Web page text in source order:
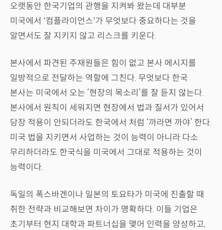
오랫동안 한국기업의 관행을 지켜봐 왔는데 대부분
미국에서 '컴플라이언스'가 무엇보다 중요하다는 것을
알면서도 잘 지키지 않고 리스크를 키운다.
본사에서 파견된 주재원들은 힘이 없고 본사 메시지를
일방적으로 전달하는 역할에 그친다. 무엇보다 한국
본사는 미국에서 오는 ‘현장의 목소리’를 잘 듣지 않는다.
본사에서 원칙이 세워지면 현장에서 법과 질서가 있어서
당장 적용이 안되더라도 한국에서 처럼 ‘까라면 까야’ 한다.
미국 법을 지키면서 사업하는 것이 능력이 아니라 다소
무리하더라도 한국식을 미국에서 그대로 적용하는 것이
능력이다.
독일의 폭스바겐이나 일본의 토요타가 미국에 진출할 때
취한 전략과 비교해보면 차이가 명확하다. 이들 기업은
초기부터 현지 대학과 파트너십을 맺어 인력을 양성하고,